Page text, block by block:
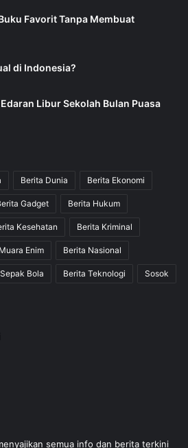
Favorit Tanpa Membuat
di Indonesia?
Libur Sekolah Bulan Puasa
Berita Dunia Berita Ekonomi
Gadget Berita Hukum
Kesehatan Berita Kriminal
Enim Berita Nasional
Bola Berita Teknologi Sosok
semua info dan berita terkini